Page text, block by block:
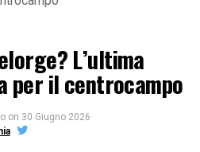
L’ultima
per il centrocampo
on 30 Giugno 2026